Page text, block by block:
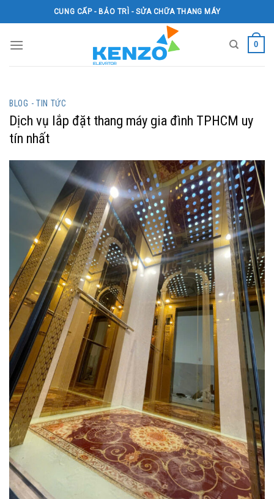
to
CUNG CẤP - BẢO TRÌ - SỬA CHỮA THANG MÁY
0
BLOG - TIN TỨC
Dịch vụ lắp đặt thang máy gia đình TPHCM uy
tín nhất